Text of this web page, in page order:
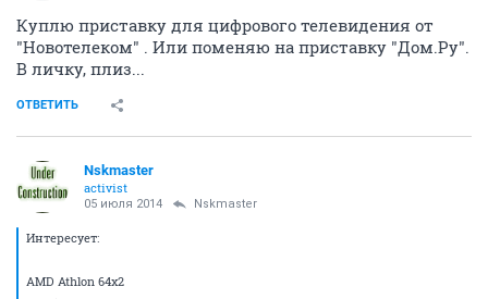
Куплю приставку для цифрового телевидения от
"Новотелеком" . Или поменяю на приставку "Дом.Ру".
В личку, плиз...
ОТВЕТИТЬ
Nskmaster
activist
05 июля 2014 Nskmaster
Интересует:
AMD Athlon 64х2